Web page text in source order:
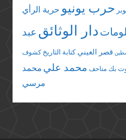
حرب يونيو حرية الرأي
دار الوثائق عبد
قصر العيني كتابة التاريخ كشوف
بك متاحف محمد علي محمد
مرسي